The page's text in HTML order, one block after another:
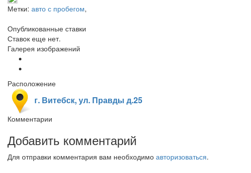
Метки: авто с пробегом,
Опубликованные ставки
Ставок еще нет.
Галерея изображений
Расположение
г. Витебск, ул. Правды д.25
Комментарии
Добавить комментарий
Для отправки комментария вам необходимо авторизоваться.